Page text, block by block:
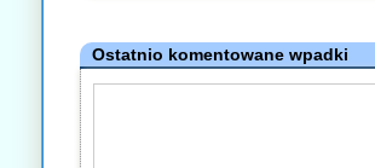
Ostatnio komentowane wpadki